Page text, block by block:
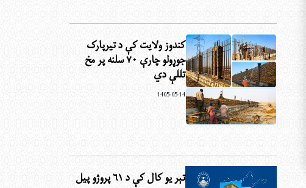
کندوز ولایت کې د تیرپارک
جوړولو چارې ۷۰ سلنه پر مخ
تللې دي
1405-05-14
تېر یو کال کې د ۶۱ پروژو پیل